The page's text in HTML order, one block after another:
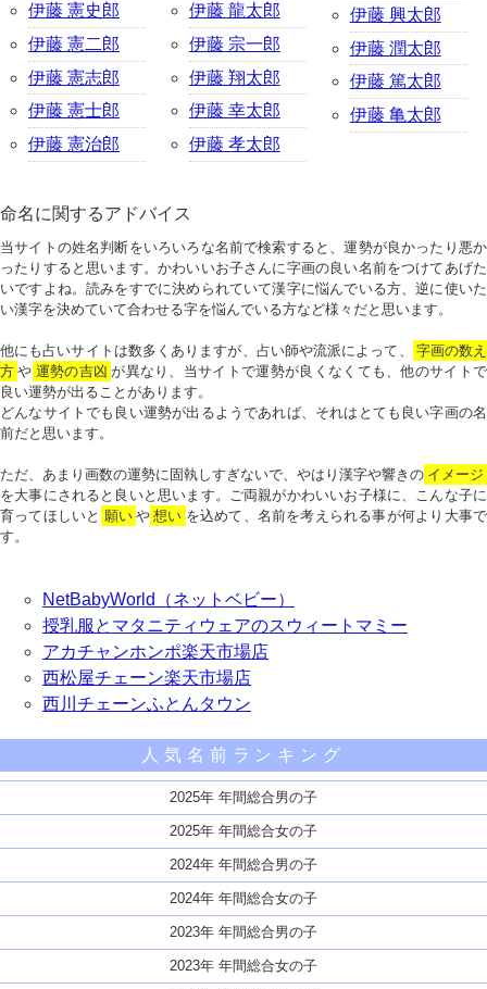
伊藤 憲史郎
伊藤 憲二郎
伊藤 憲志郎
伊藤 憲士郎
伊藤 憲治郎
伊藤 龍太郎
伊藤 宗一郎
伊藤 翔太郎
伊藤 幸太郎
伊藤 孝太郎
伊藤 興太郎
伊藤 潤太郎
伊藤 篤太郎
伊藤 亀太郎
命名に関するアドバイス
当サイトの姓名判断をいろいろな名前で検索すると、運勢が良かったり悪か
ったりすると思います。かわいいお子さんに字画の良い名前をつけてあげた
いですよね。読みをすでに決められていて漢字に悩んでいる方、逆に使いた
い漢字を決めていて合わせる字を悩んでいる方など様々だと思います。
他にも占いサイトは数多くありますが、占い師や流派によって、
字画の数え
方 や 運勢の吉凶 が異なり、当サイトで運勢が良くなくても、他のサイトで
良い運勢が出ることがあります。
どんなサイトでも良い運勢が出るようであれば、それはとても良い字画の名
前だと思います。
ただ、あまり画数の運勢に固執しすぎないで、やはり漢字や響きの イメージ
を大事にされると良いと思います。ご両親がかわいいお子様に、こんな子に
育ってほしいと 願い や 想い を込めて、名前を考えられる事が何より大事で
す。
NetBabyWorld（ネットベビー）
授乳服とマタニティウェアのスウィートマミー
アカチャンホンポ楽天市場店
西松屋チェーン楽天市場店
西川チェーンふとんタウン
人気名前ランキング
2025年 年間総合男の子
2025年 年間総合女の子
2024年 年間総合男の子
2024年 年間総合女の子
2023年 年間総合男の子
2023年 年間総合女の子